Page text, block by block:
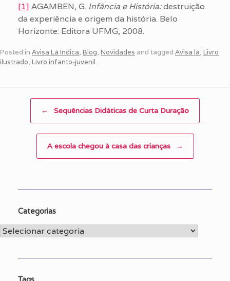
[1] AGAMBEN, G. Infância e História:destruição
da experiência e origem da história. Belo
Horizonte: Editora UFMG, 2008.
Posted in Avisa Lá Indica, Blog, Novidades and tagged Avisa lá, Livro
ilustrado, Livro infanto-juvenil.
← Sequências Didáticas de Curta Duração
A escola chegou à casa das crianças →
Categorias
Categorias